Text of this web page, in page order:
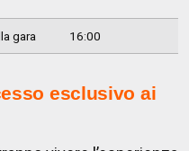
gara 16:00
esclusivo ai